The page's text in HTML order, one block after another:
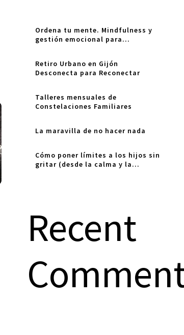
Ordena tu mente. Mindfulness y
gestión emocional para
Retiro Urbano en Gijón
Desconecta para Reconectar
Talleres mensuales de
Constelaciones Familiares
La maravilla de no hacer nada
Cómo poner límites a los hijos sin
gritar (desde la calma y la
Recent